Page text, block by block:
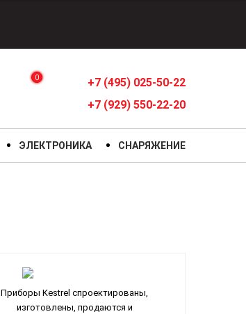
0
+7 (495) 025-50-22
+7 (929) 550-22-20
ЭЛЕКТРОНИКА СНАРЯЖЕНИЕ
Приборы Kestrel спроектированы,
изготовлены, продаются и